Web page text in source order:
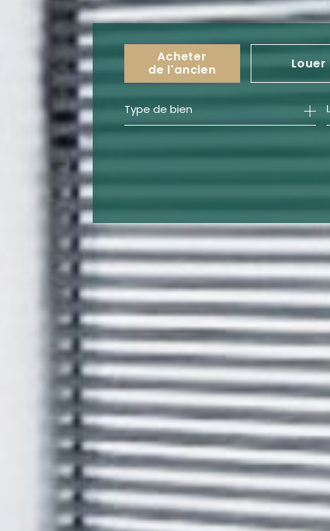
Acheter
de l'ancien
de l'ancien
de l'immo pro
Louer
à l'année
Type de bien